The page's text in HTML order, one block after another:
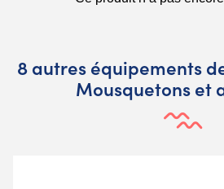
8 autres équipements
Mousquetons et